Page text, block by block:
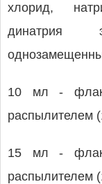
хлорид,
динатрия
10 мл -
распылителем
15 мл -
распылителем